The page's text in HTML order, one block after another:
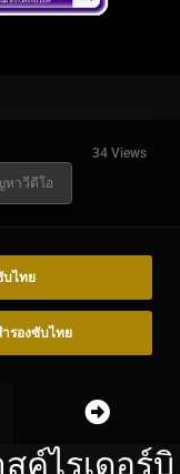
34 Views
หาวีดีโอ
บไทย
ำรองซับไทย
ค์ไรเดอร์บิ